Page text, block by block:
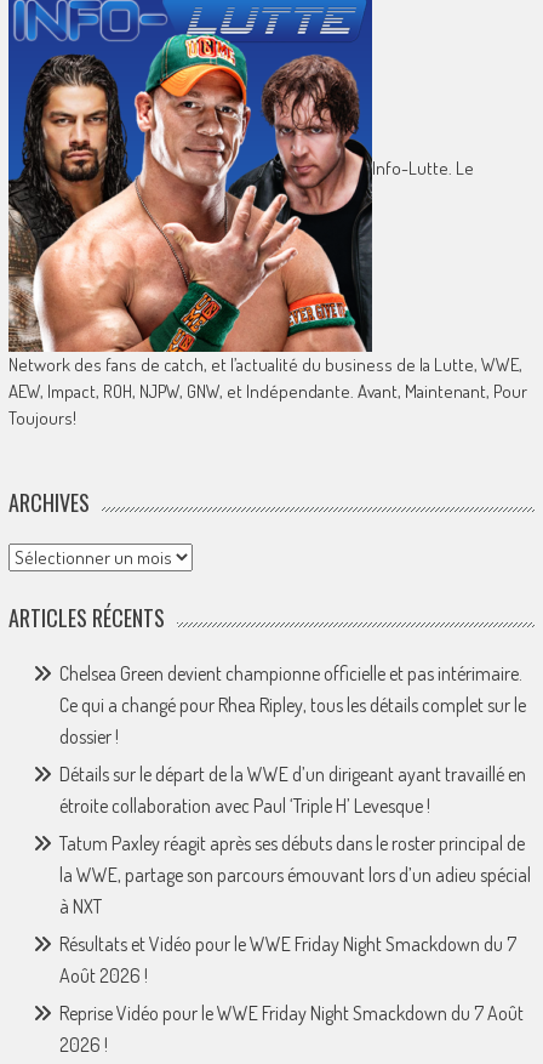
Info-Lutte. Le
Network des fans de catch, et l’actualité du business de la Lutte, WWE,
AEW, Impact, ROH, NJPW, GNW, et Indépendante. Avant, Maintenant, Pour
Toujours!
ARCHIVES
Archives
ARTICLES RÉCENTS
Chelsea Green devient championne officielle et pas intérimaire.
Ce qui a changé pour Rhea Ripley, tous les détails complet sur le
dossier !
Détails sur le départ de la WWE d’un dirigeant ayant travaillé en
étroite collaboration avec Paul ‘Triple H’ Levesque !
Tatum Paxley réagit après ses débuts dans le roster principal de
la WWE, partage son parcours émouvant lors d’un adieu spécial
à NXT
Résultats et Vidéo pour le WWE Friday Night Smackdown du 7
Août 2026 !
Reprise Vidéo pour le WWE Friday Night Smackdown du 7 Août
2026 !